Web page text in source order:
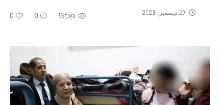
Stop!
0
0 29 ديسمبر، 2023